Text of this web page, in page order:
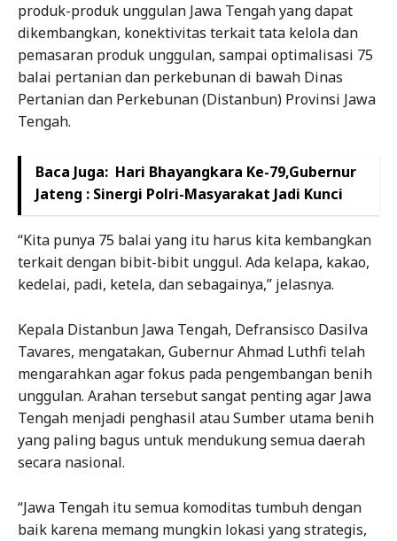
produk-produk unggulan Jawa Tengah yang dapat
dikembangkan, konektivitas terkait tata kelola dan
pemasaran produk unggulan, sampai optimalisasi 75
balai pertanian dan perkebunan di bawah Dinas
Pertanian dan Perkebunan (Distanbun) Provinsi Jawa
Tengah.
Baca Juga: Hari Bhayangkara Ke-79,Gubernur
Jateng : Sinergi Polri-Masyarakat Jadi Kunci
“Kita punya 75 balai yang itu harus kita kembangkan
terkait dengan bibit-bibit unggul. Ada kelapa, kakao,
kedelai, padi, ketela, dan sebagainya,” jelasnya.
Kepala Distanbun Jawa Tengah, Defransisco Dasilva
Tavares, mengatakan, Gubernur Ahmad Luthfi telah
mengarahkan agar fokus pada pengembangan benih
unggulan. Arahan tersebut sangat penting agar Jawa
Tengah menjadi penghasil atau Sumber utama benih
yang paling bagus untuk mendukung semua daerah
secara nasional.
“Jawa Tengah itu semua komoditas tumbuh dengan
baik karena memang mungkin lokasi yang strategis,